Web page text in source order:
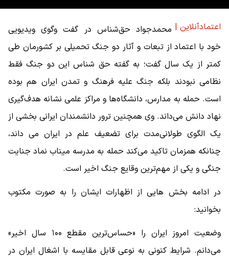
اعتمادآنلاین | محمدجواد حق‌شناس در گفت وگوی ویدیویی
خود با اعتماد از تبعات و آثار دو جنگ تحمیلی بر کشورمان طی
کمتر از یک سال گفت؛ به گفته حق شناس این دو جنگ فقط
نظامی نبودند بلکه جنگ علیه فرهنگ و تمدن ایران هم بوده
است. حمله به مدارس، دانشگاه‌ها و مراکز علمی نشانه هدف‌گیری
نهاد دانش می‌داند. وی همچنین ترور دانشمندان ایرانی بخشی از
یک الگوی طولانی‌مدت برای تضعیف علم در ایران می داند،
چنانکه همزمان تاکید می‌کند حمله به مدرسه میناب نماد جنایت
جنگی و یکی از مهم‌ترین وقایع جنگ اخیر است.
در ادامه بخش هایی از اظهارات ایشان را به صورت مکتوب
بخوانید:
وضعیت امروز ایران را «حساس‌ترین مقطع ۱۰۰ سال اخیر»
می‌دانم. شرایط کنونی به نوعی قابل مقایسه با اشغال ایران در